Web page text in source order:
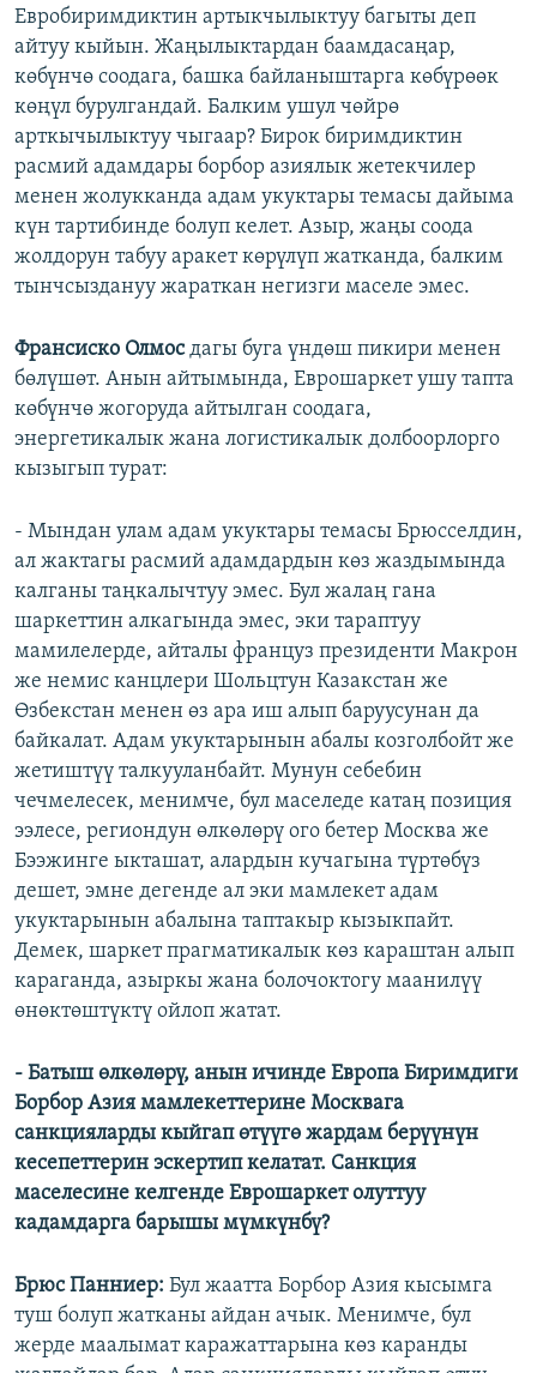
Евробиримдиктин артыкчылыктуу багыты деп
айтуу кыйын. Жаңылыктардан баамдасаңар,
көбүнчө соодага, башка байланыштарга көбүрөөк
көңүл бурулгандай. Балким ушул чөйрө
арткычылыктуу чыгаар? Бирок биримдиктин
расмий адамдары борбор азиялык жетекчилер
менен жолукканда адам укуктары темасы дайыма
күн тартибинде болуп келет. Азыр, жаңы соода
жолдорун табуу аракет көрүлүп жатканда, балким
тынчсыздануу жараткан негизги маселе эмес.
Франсиско Олмосдагы буга үндөш пикири менен
бөлүшөт. Анын айтымында, Еврошаркет ушу тапта
көбүнчө жогоруда айтылган соодага,
энергетикалык жана логистикалык долбоорлорго
кызыгып турат:
- Мындан улам адам укуктары темасы Брюсселдин,
ал жактагы расмий адамдардын көз жаздымында
калганы таңкалычтуу эмес. Бул жалаң гана
шаркеттин алкагында эмес, эки тараптуу
мамилелерде, айталы француз президенти Макрон
же немис канцлери Шольцтун Казакстан же
Өзбекстан менен өз ара иш алып баруусунан да
байкалат. Адам укуктарынын абалы козголбойт же
жетиштүү талкууланбайт. Мунун себебин
чечмелесек, менимче, бул маселеде катаң позиция
ээлесе, региондун өлкөлөрү ого бетер Москва же
Бээжинге ыкташат, алардын кучагына түртөбүз
дешет, эмне дегенде ал эки мамлекет адам
укуктарынын абалына таптакыр кызыкпайт.
Демек, шаркет прагматикалык көз караштан алып
караганда, азыркы жана болочоктогу маанилүү
өнөктөштүктү ойлоп жатат.
- Батыш өлкөлөрү, анын ичинде Европа Биримдиги
Борбор Азия мамлекеттерине Москвага
санкцияларды кыйгап өтүүгө жардам берүүнүн
кесепеттерин эскертип келатат. Санкция
маселесине келгенде Еврошаркет олуттуу
кадамдарга барышы мүмкүнбү?
Брюс Панниер: Бул жаатта Борбор Азия кысымга
туш болуп жатканы айдан ачык. Менимче, бул
жерде маалымат каражаттарына көз каранды